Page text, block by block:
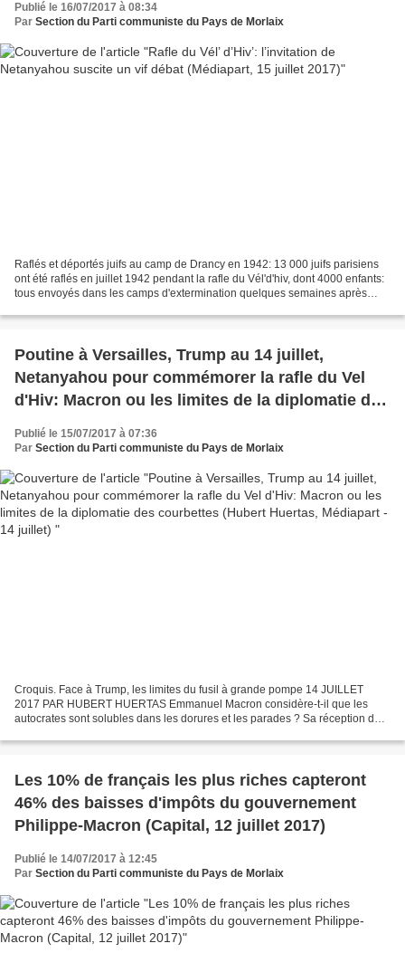
Publié le 16/07/2017 à 08:34
Par Section du Parti communiste du Pays de Morlaix
Raflés et déportés juifs au camp de Drancy en 1942: 13 000 juifs parisiens
ont été raflés en juillet 1942 pendant la rafle du Vél'd'hiv, dont 4000 enfants:
tous envoyés dans les camps d'extermination quelques semaines après
Poutine à Versailles, Trump au 14 juillet,
Netanyahou pour commémorer la rafle du Vel
d'Hiv: Macron ou les limites de la diplomatie des
juillet)
Publié le 15/07/2017 à 07:36
Par Section du Parti communiste du Pays de Morlaix
Croquis. Face à Trump, les limites du fusil à grande pompe 14 JUILLET
2017 PAR HUBERT HUERTAS Emmanuel Macron considère-t-il que les
autocrates sont solubles dans les dorures et les parades ? Sa réception de
Les 10% de français les plus riches capteront
46% des baisses d'impôts du gouvernement
Philippe-Macron (Capital, 12 juillet 2017)
Publié le 14/07/2017 à 12:45
Par Section du Parti communiste du Pays de Morlaix